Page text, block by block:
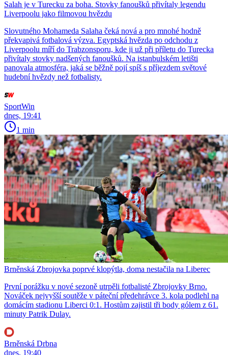
Salah je v Turecku za boha. Stovky fanoušků přivítaly legendu
Liverpoolu jako filmovou hvězdu
Slovutného Mohameda Salaha čeká nová a pro mnohé hodně
překvapivá fotbalová výzva. Egyptská hvězda po odchodu z
Liverpoolu míří do Trabzonsporu, kde ji už při příletu do Turecka
přivítaly stovky nadšených fanoušků. Na istanbulském letišti
panovala atmosféra, jaká se běžně pojí spíš s příjezdem světové
hudební hvězdy než fotbalisty.
SportWin
dnes, 19:41
1 min
Brněnská Zbrojovka poprvé klopýtla, doma nestačila na Liberec
První porážku v nové sezoně utrpěli fotbalisté Zbrojovky Brno.
Nováček nejvyšší soutěže v páteční předehrávce 3. kola podlehl na
domácím stadionu Liberci 0:1. Hostům zajistil tři body gólem z 61.
minuty Patrik Dulay.
Brněnská Drbna
dnes, 19:40